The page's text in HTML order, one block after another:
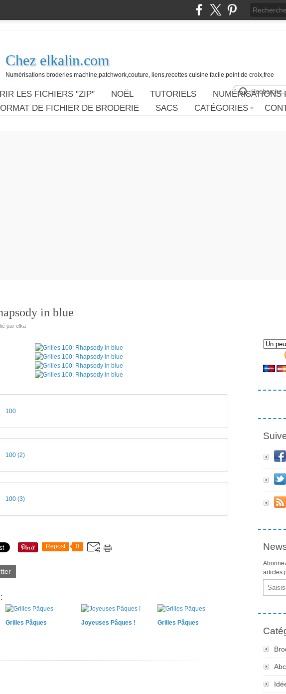
Chez elkalin.com
Numérisations broderies machine,patchwork,couture, liens,recettes cuisine facile,point de croix,free
LES FICHIERS "ZIP" NOËL TUTORIELS NUMÉRISATIONS
DE FICHIER DE BRODERIE
SACS CATÉGORIES
in blue
par elka
100
100 (2)
100 (3)
Repost 0
Grilles Pâques Joyeuses Pâques ! Grilles Pâques
articles
Email
Abc